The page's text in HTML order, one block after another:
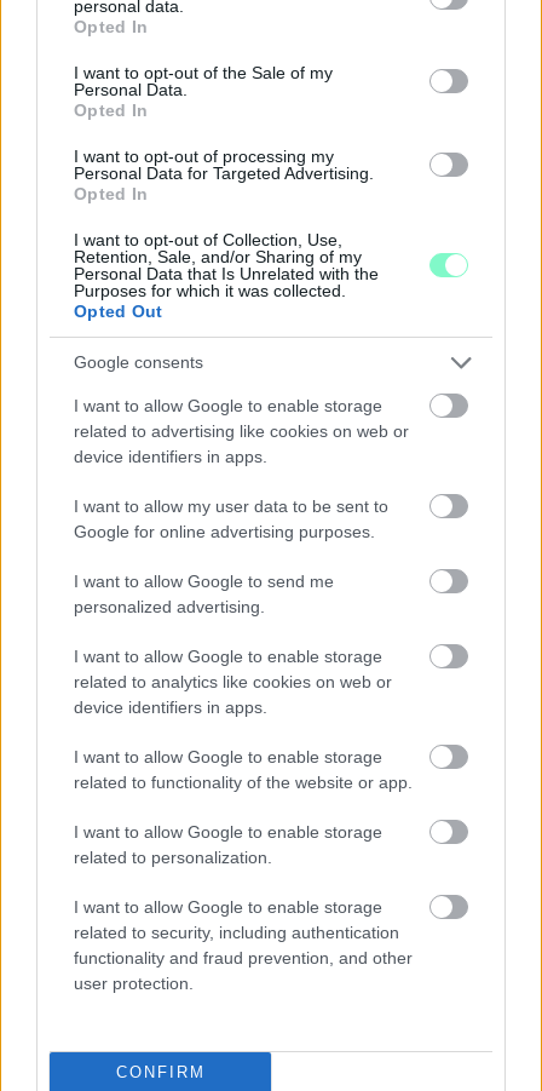
grant or deny consent to Google and its third-party tags to
use your data for below specified purposes in below Google
consent section.
personal data.
Opted In
I want to opt-out of the Sale of my
Personal Data.
Opted In
I want to opt-out of processing my
Personal Data for Targeted Advertising.
Opted In
I want to opt-out of Collection, Use,
Retention, Sale, and/or Sharing of my
Personal Data that Is Unrelated with the
Purposes for which it was collected.
Opted Out
Google consents
I want to allow Google to enable storage
related to advertising like cookies on web or
device identifiers in apps.
I want to allow my user data to be sent to
Google for online advertising purposes.
I want to allow Google to send me
personalized advertising.
I want to allow Google to enable storage
related to analytics like cookies on web or
device identifiers in apps.
I want to allow Google to enable storage
related to functionality of the website or app.
I want to allow Google to enable storage
related to personalization.
I want to allow Google to enable storage
related to security, including authentication
functionality and fraud prevention, and other
user protection.
CONFIRM
ENERGIATAKARÉKOSSÁG: KORÁBBAN KEZDŐDIK
MÉRKŐZÉSE
Az energiaellátás tehermentesítése érdekében másfél órával
kezdését.
BAROKK POMPÁBA ÖLTÖZIK A BELVÁROS:
Jubileumi fogadalom megerősítés, történelmi felvonulás,